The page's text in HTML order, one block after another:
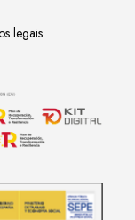
legais